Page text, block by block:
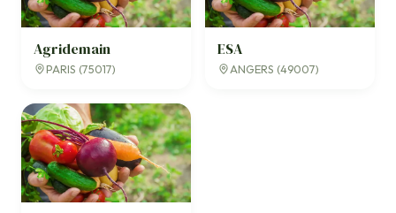
Agridemain
PARIS (75017)
ESA
ANGERS (49007)